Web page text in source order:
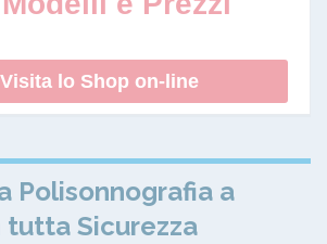
lo Shop on-line
Polisonnografia a
Sicurezza